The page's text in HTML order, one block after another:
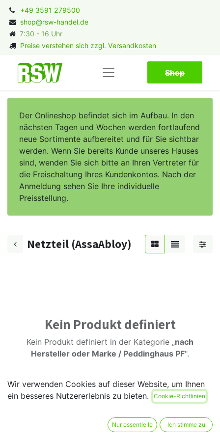
+49 3591 279500
shop@rsw-handel.de
7:30 - 16 Uhr
Preise verstehen sich zzgl. Versandkosten
Shop​​​​
Der Onlineshop befindet sich im Aufbau. In den
nächsten Tagen und Wochen werden fortlaufend
neue Sortimente aufbereitet und für Sie sichtbar
werden. Wenn Sie bereits Kunde unseres Hauses
sind, wenden Sie sich bitte an Ihren Vertreter für
die Freischaltung Ihres Kundenkontos. Nach der
Anmeldung sehen Sie Ihre individuelle
Preisstellung.
Netzteil (AssaAbloy)
Kein Produkt definiert
Kein Produkt definiert in der Kategorie „nach
Hersteller oder Marke / Peddinghaus PF".
Wir verwenden Cookies auf dieser Website, um Ihnen
ein besseres Nutzererlebnis zu bieten.
Cookie-Richtlinien
Nur essentielle Ich stimme zu